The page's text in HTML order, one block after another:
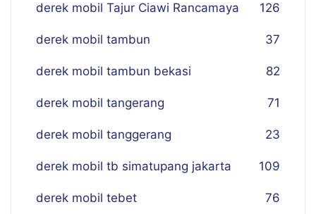
derek mobil Tajur Ciawi Rancamaya 126
derek mobil tambun 37
derek mobil tambun bekasi 82
derek mobil tangerang 71
derek mobil tanggerang 23
derek mobil tb simatupang jakarta 109
derek mobil tebet 76